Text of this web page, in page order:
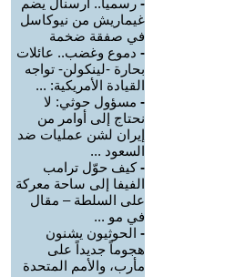
- رسميا.. أرسنال يضم
غيماريش من نيوكاسل
في صفقة ضخمة
- دموع وغضب.. عائلات
بحارة -لينكولن- تواجه
القيادة الأمريكية: ...
- مسؤول حوثي: لا
نحتاج إلى أوامر من
إيران لشن عمليات ضد
السعود ...
-كيف حوّل ترامب
الفيفا إلى ساحة معركة
على السلطة – مقال
في مو ...
- الحوثيون يشنون
هجوماً جديداً على
مأرب، والأمم المتحدة